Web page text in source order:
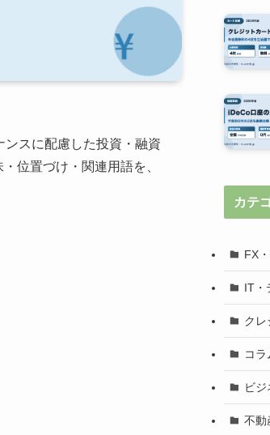
スに配慮した投資・融資
位置づけ・関連用語を、
カテ
FX
IT・
クレ
コラ
ビ
不動